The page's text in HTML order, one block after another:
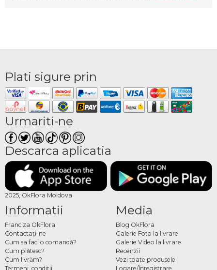
Plati sigure prin
Urmariti-ne
Descarca aplicatia
2025, OkFlora Moldova
Informatii
Franciza OkFlora
Contactaţi-ne
Cum sa faci o comandă?
Cum plătesc?
Cum livrăm?
Termeni, condiţii
Media
Blog OkFlora
Galerie Foto la livrare
Galerie Video la livrare
Recenzii
Vezi toate produsele
Logare/Înregistrare